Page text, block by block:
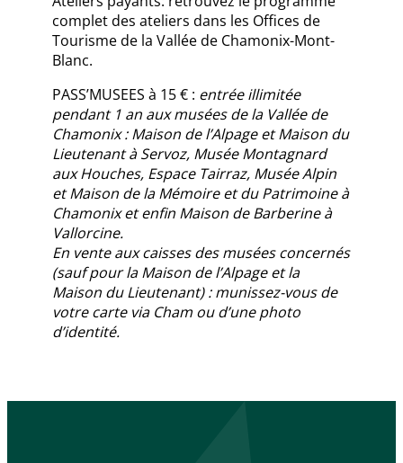
complet des ateliers dans les Offices de
Tourisme de la Vallée de Chamonix-Mont-
Blanc.
PASS’MUSEES à 15 € : entrée illimitée
pendant 1 an aux musées de la Vallée de
Chamonix : Maison de l’Alpage et Maison du
Lieutenant à Servoz, Musée Montagnard
aux Houches, Espace Tairraz, Musée Alpin
et Maison de la Mémoire et du Patrimoine à
Chamonix et enfin Maison de Barberine à
Vallorcine.
En vente aux caisses des musées concernés
(sauf pour la Maison de l’Alpage et la
Maison du Lieutenant) : munissez-vous de
votre carte via Cham ou d’une photo
d’identité.